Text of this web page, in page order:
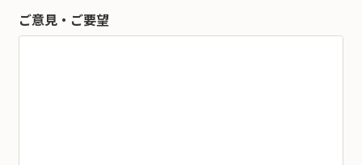
ご意見・ご要望